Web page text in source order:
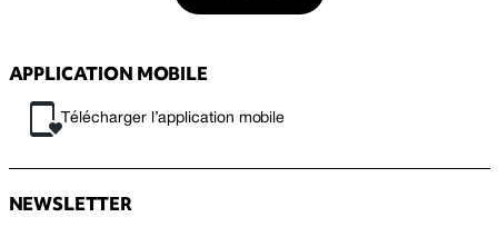
APPLICATION MOBILE
Télécharger l’application mobile
NEWSLETTER